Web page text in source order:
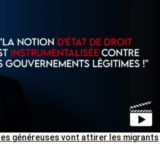
généreuses vont attirer les migrants